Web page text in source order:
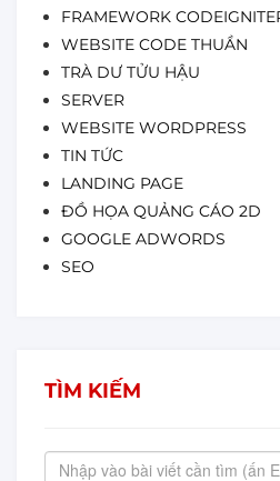
FRAMEWORK
WEBSITE CODE THUẦN
TRÀ DƯ TỬU HẬU
SERVER
WEBSITE WORDPRESS
TIN TỨC
LANDING PAGE
ĐỒ HỌA QUẢNG CÁO 2D
GOOGLE ADWORDS
SEO
TÌM KIẾM